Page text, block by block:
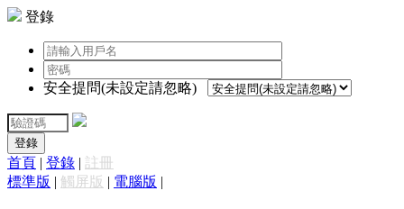
登錄
安全提問(未設定請忽略)
登錄
首頁 | 登錄 | 註冊
標準版 | 觸屏版 | 電腦版 |